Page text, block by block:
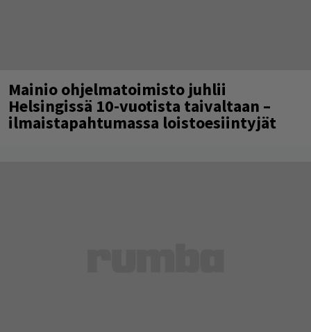
Mainio ohjelmatoimisto juhlii
Helsingissä 10-vuotista taivaltaan –
ilmaistapahtumassa loistoesiintyjät